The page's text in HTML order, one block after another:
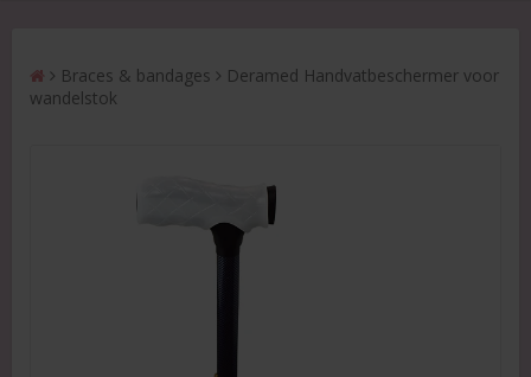
Braces & bandages
Deramed Handvatbeschermer voor
wandelstok